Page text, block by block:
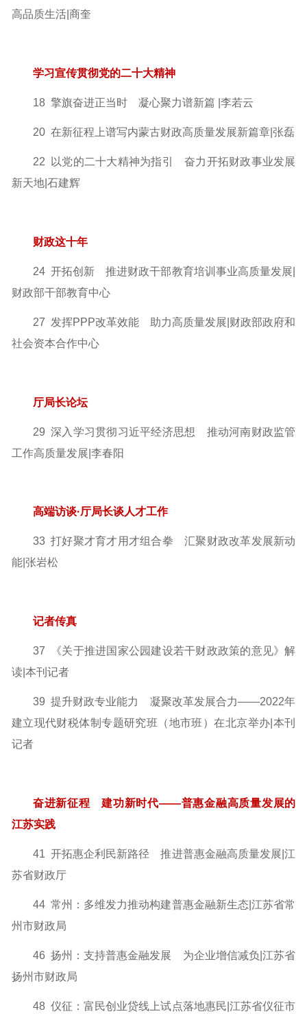
高品质生活|商奎
学习宣传贯彻党的二十大精神
18 擎旗奋进正当时 凝心聚力谱新篇 |李若云
20 在新征程上谱写内蒙古财政高质量发展新篇章|张磊
22 以党的二十大精神为指引 奋力开拓财政事业发展
新天地|石建辉
财政这十年
24 开拓创新 推进财政干部教育培训事业高质量发展
财政部干部教育中心
27 发挥PPP改革效能 助力高质量发展 |财政部政府和
社会资本合作中心
厅局长论坛
29 深入学习贯彻习近平经济思想 推动河南财政监管
工作高质量发展|李春阳
高端访谈·厅局长谈人才工作
33 打好聚才育才用才组合拳 汇聚财政改革发展新动
能|张岩松
记者传真
37 《关于推进国家公园建设若干财政政策的意见》解
读|本刊记者
39 提升财政专业能力 凝聚改革发展合力——2022年
建立现代财税体制专题研究班（地市班）在北京举办|本刊
记者
奋进新征程 建功新时代——普惠金融高质量发展的
江苏实践
41 开拓惠企利民新路径 推进普惠金融高质量发展|江
苏省财政厅
44 常州：多维发力推动构建普惠金融新生态|江苏省常
州市财政局
46 扬州：支持普惠金融发展 为企业增信减负|江苏省
扬州市财政局
48 仪征：富民创业贷线上试点落地惠民|江苏省仪征市